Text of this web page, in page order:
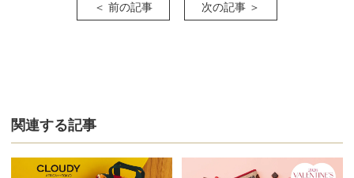
＜ 前の記事 次の記事 ＞
関連する記事